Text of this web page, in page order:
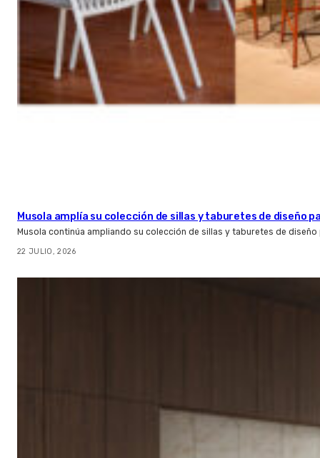
Musola amplía su colección de sillas y taburetes de diseño
Musola continúa ampliando su colección de sillas y taburetes de
22 JULIO, 2026